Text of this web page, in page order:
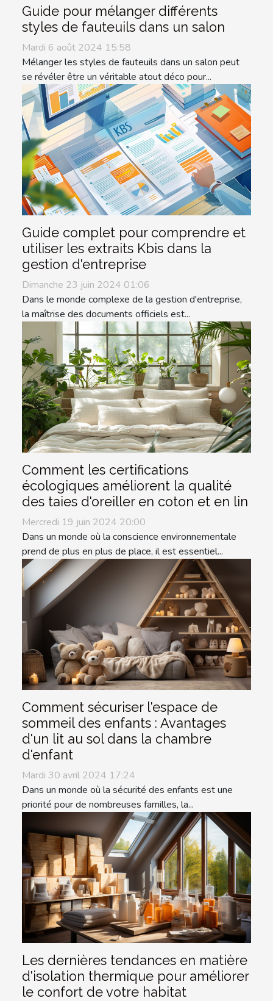
Guide pour mélanger différents
styles de fauteuils dans un salon
Mardi 6 août 2024 15:58
Mélanger les styles de fauteuils dans un salon peut
se révéler être un véritable atout déco pour...
Guide complet pour comprendre et
utiliser les extraits Kbis dans la
gestion d'entreprise
Dimanche 23 juin 2024 01:06
Dans le monde complexe de la gestion d'entreprise,
la maîtrise des documents officiels est...
Comment les certifications
écologiques améliorent la qualité
des taies d'oreiller en coton et en lin
Mercredi 19 juin 2024 20:00
Dans un monde où la conscience environnementale
prend de plus en plus de place, il est essentiel...
Comment sécuriser l'espace de
sommeil des enfants : Avantages
d'un lit au sol dans la chambre
d'enfant
Mardi 30 avril 2024 17:24
Dans un monde où la sécurité des enfants est une
priorité pour de nombreuses familles, la...
Les dernières tendances en matière
d'isolation thermique pour améliorer
le confort de votre habitat